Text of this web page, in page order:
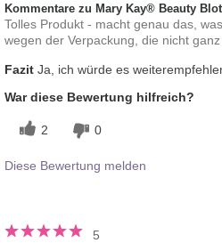
Kommentare zu Mary Kay® Beauty
Tolles Produkt - macht genau das,
wegen der Verpackung, die nicht
Fazit Ja, ich würde es
War diese Bewertung hilfreich?
2 0
Diese Bewertung melden
5